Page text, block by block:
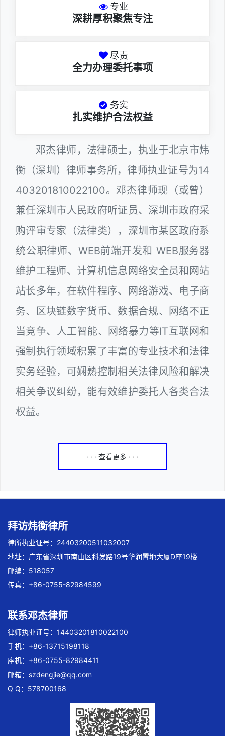
专业
深耕厚积聚焦专注
尽责
全力办理委托事项
务实
扎实维护合法权益
邓杰律师，法律硕士，执业于北京市炜
衡（深圳）律师事务所，律师执业证号为14
403201810022100。邓杰律师现（或曾）
兼任深圳市人民政府听证员、深圳市政府采
购评审专家（法律类），深圳市某区政府系
统公职律师、WEB前端开发和 WEB服务器
维护工程师、计算机信息网络安全员和网站
站长多年，在软件程序、网络游戏、电子商
务、区块链数字货币、数据合规、网络不正
当竞争、人工智能、网络暴力等IT互联网和
强制执行领域积累了丰富的专业技术和法律
实务经验，可娴熟控制相关法律风险和解决
相关争议纠纷，能有效维护委托人各类合法
权益。
· · · 查看更多 · · ·
拜访炜衡律所
律所执业证号：24403200511032007
地址：广东省深圳市南山区科发路19号华润置地大厦D座19楼
邮编：518057
传真：+86-0755-82984599
联系邓杰律师
律师执业证号：14403201810022100
手机：+86-13715198118
座机：+86-0755-82984411
邮箱： szdengjie@qq.com
Q Q：578700168